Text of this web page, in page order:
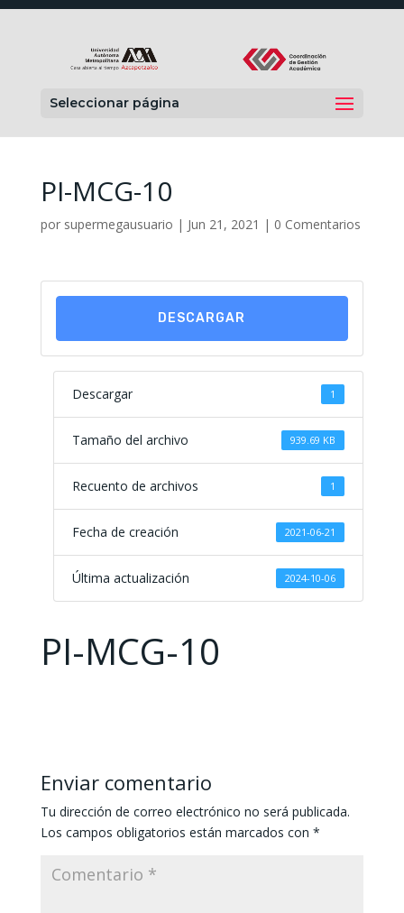
Seleccionar página
PI-MCG-10
por supermegausuario | Jun 21, 2021 | 0 Comentarios
DESCARGAR
Descargar 1
Tamaño del archivo 939.69 KB
Recuento de archivos 1
Fecha de creación 2021-06-21
Última actualización 2024-10-06
PI-MCG-10
Enviar comentario
Tu dirección de correo electrónico no será publicada.
Los campos obligatorios están marcados con *